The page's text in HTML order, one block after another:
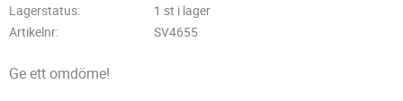
Lagerstatus
1 st i lager
Artikelnr
SV4655
Ge ett omdöme!